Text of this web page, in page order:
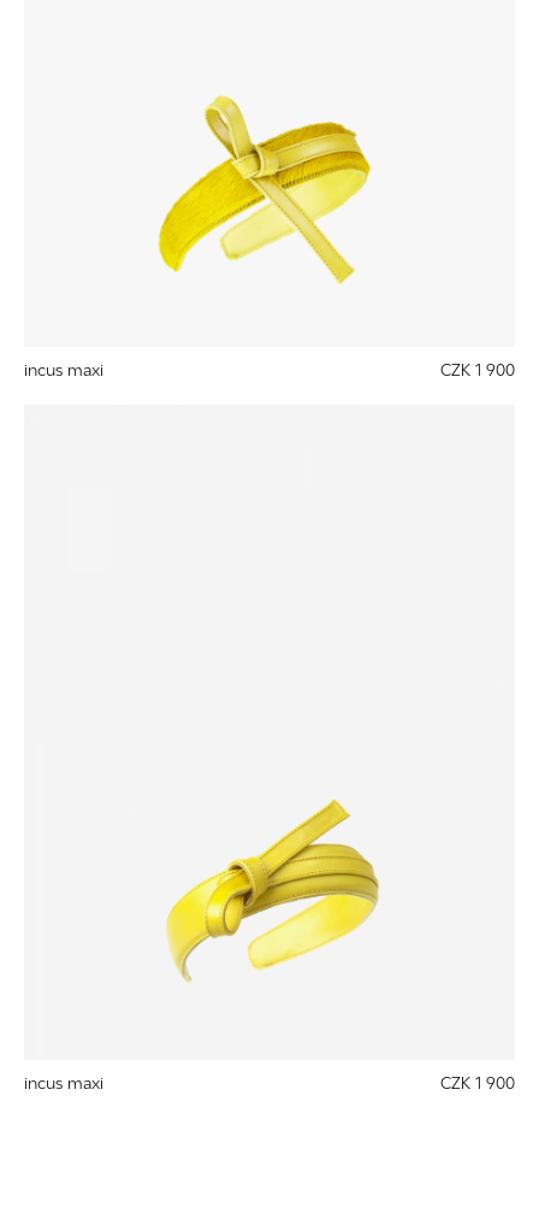
incus maxi CZK 1 900
incus maxi CZK 1 900